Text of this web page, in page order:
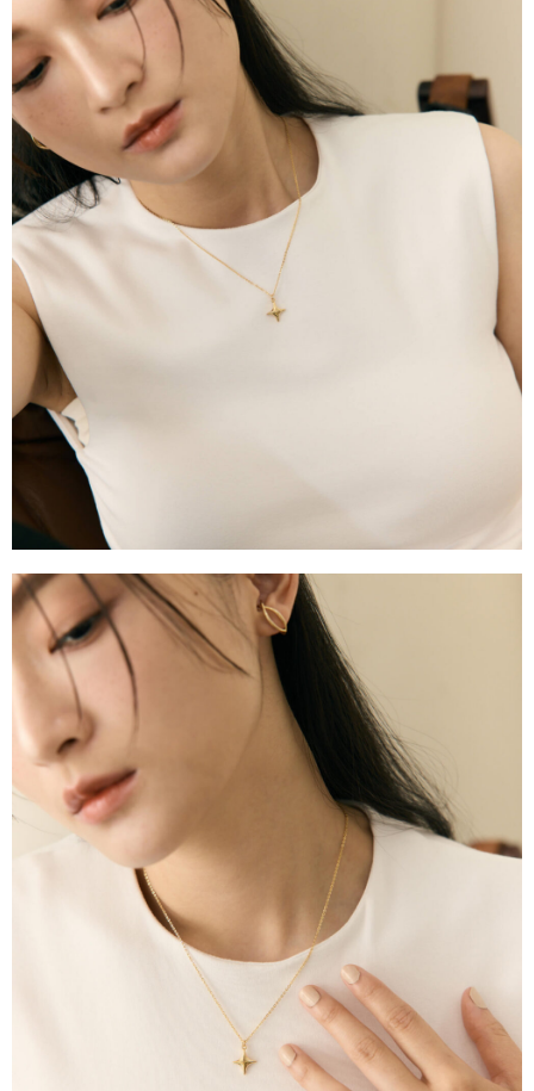
每筆NT$999,999
不提供全家取貨服務
每筆NT$999,999
7-11超商取貨付款（離島取貨加價40元）
每筆NT$70，滿NT$599(含以上)免運費
付款後7-11取貨（離島取貨加價40元）
每筆NT$70，滿NT$599(含以上)免運費
台灣宅配通
每筆NT$70，滿NT$599(含以上)免運費